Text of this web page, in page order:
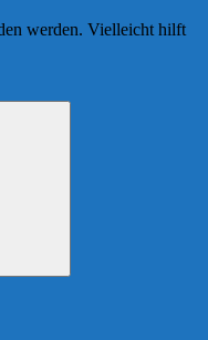
werden. Vielleicht hilft